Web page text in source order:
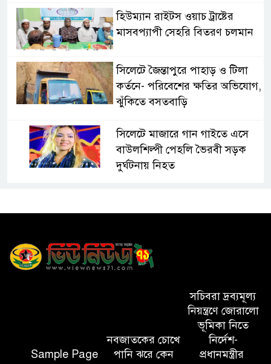
হিউম্যান রাইটস ওয়াচ ট্রাষ্টের
মাসবপ্যাপী সেহরি বিতরণ চলমান
সিলেটে জৈন্তাপুরে পাহাড় ও টিলা
কর্তনে- পরিবেশের ক্ষতির অভিযোগ,
ঝুঁকিতে বসতবাড়ি
সিলেটে মাজারে গান গাইতে এসে
বাউলশিল্পী পেহলি ভৈরবী সড়ক
দুর্ঘটনায় নিহত
ঢাকা-সিলেট মহাসড়কে দুটি
নিহত ৯, পরিবারকে আর্থিক সহযোগিতা
‘জাতীয় প্রবাসী দিবস’ উদযাপনের
লক্ষ্যে আন্তঃমন্ত্রণালয় সভা অনুষ্ঠিত
সিলেট ইসলামিক ফাউন্ডেশনে
জুলাই গণঅভ্যুত্থান দিবস ২০২৬
Sample Page
নবজাতকের চোখে
পানি ঝরে কেন
সচিবরা দ্রব্যমূল্য
নিয়ন্ত্রণে জোরালো
ভূমিকা নিতে
নির্দেশ-
প্রধানমন্ত্রীর